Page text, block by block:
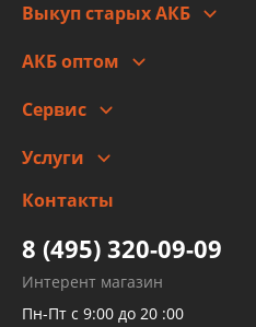
Оплата
Гарантии и возврат
Выкуп старых АКБ
АКБ оптом
Сервис
Заправка кондиционера авто
Детейлинг
Услуги
высокого давления
Тормозных трубок
Рукавов гидроусилителей
Рукавов компрессоров и турбин
Контакты
8 (495) 320-09-09
Интерент магазин
Пн-Пт с 9:00 до 20 :00